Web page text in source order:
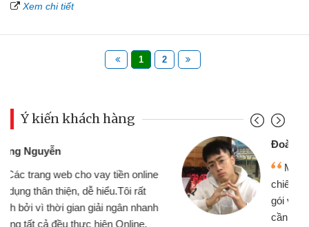
Xem chi tiết
1 2
Ý kiến khách hàng
Mình cần tiền gấp nên định cầm cố
chiếc xe wave nhưng thật may đã có
gói vay tiền bằng CMND online không
cần gặp mặt nên rất tiện lợi, sẽ giới